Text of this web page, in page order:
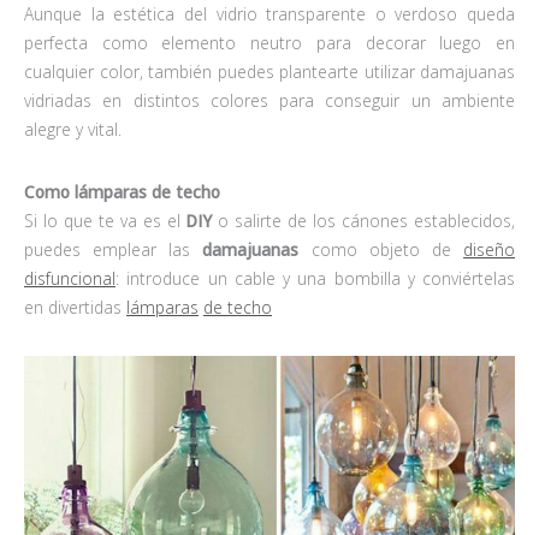
Aunque la estética del vidrio transparente o verdoso queda
perfecta como elemento neutro para decorar luego en
cualquier color, también puedes plantearte utilizar damajuanas
vidriadas en distintos colores para conseguir un ambiente
alegre y vital.
Como lámparas de techo
Si lo que te va es el DIYo salirte de los cánones establecidos,
puedes emplear lasdamajuanas como objeto de
diseño
disfuncional: introduce un cable y una bombilla y conviértelas
en divertidas lámparas de techo